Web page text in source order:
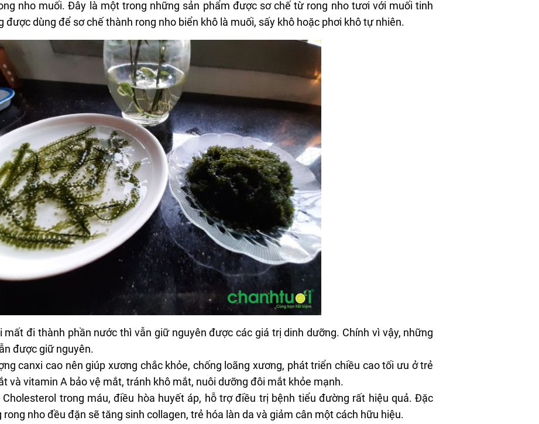
nho muối. Đây là một trong những sản phẩm được sơ chế từ rong nho tươi với muối tinh
được dùng để sơ chế thành rong nho biển khô là muối, sấy khô hoặc phơi khô tự nhiên.
mất đi thành phần nước thì vẫn giữ nguyên được các giá trị dinh dưỡng. Chính vì vậy, những
được giữ nguyên.
canxi cao nên giúp xương chắc khỏe, chống loãng xương, phát triển chiều cao tối ưu ở trẻ
và vitamin A bảo vệ mắt, tránh khô mắt, nuôi dưỡng đôi mắt khỏe mạnh.
trong máu, điều hòa huyết áp, hỗ trợ điều trị bệnh tiểu đường rất hiệu quả. Đặc
rong nho đều đặn sẽ tăng sinh collagen, trẻ hóa làn da và giảm cân một cách hữu hiệu.